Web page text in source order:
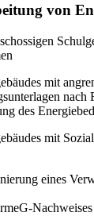
von
mit
nach
des
mit
eines